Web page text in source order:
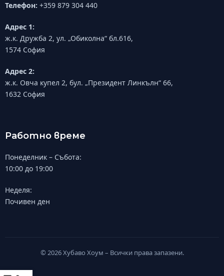
Телефон: +359 879 304 440
Адрес 1:
ж.к. Дружба 2, ул. „Обиколна“ бл.616,
1574 София
Адрес 2:
ж.к. Овча купел 2, бул. „Президент Линкълн“ 66,
1632 София
Работно време
Понеделник – Събота:
10:00 до 19:00
Неделя:
Почивен ден
© 2026 Хубаво Хоум – Всички права запазени.